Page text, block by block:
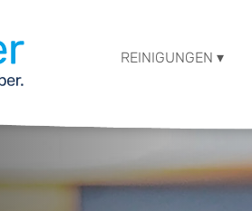
REINIGUNGEN ▾